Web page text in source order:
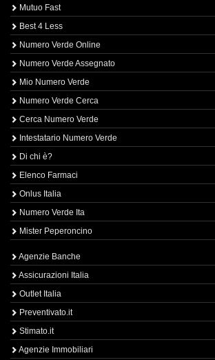
Mutuo Fast
Best 4 Less
Numero Verde Online
Numero Verde Assegnato
Mio Numero Verde
Numero Verde Cerca
Cerca Numero Verde
Intestatario Numero Verde
Di chi è?
Elenco Farmaci
Onlus Italia
Numero Verde Ita
Mister Peperoncino
Agenzie Banche
Assicurazioni Italia
Outlet Italia
Preventivato.it
Stimato.it
Agenzie Immobiliari